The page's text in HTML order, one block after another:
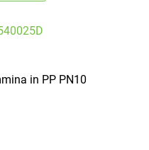
in PP PN10